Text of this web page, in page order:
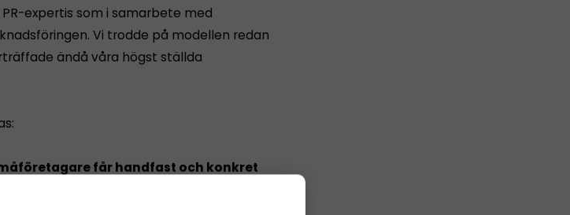
expertis som i samarbete med
Vi trodde på modellen redan
ändå våra högst ställda
får handfast och konkret